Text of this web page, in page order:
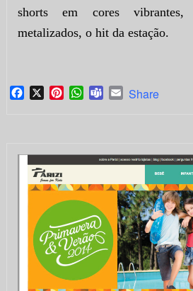
shorts em cores vibrantes,
metalizados, o hit da estação.
Facebook
X PinterestWhatsApp
TeamsEmail
Share